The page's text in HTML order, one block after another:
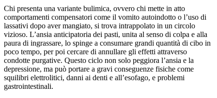
Chi presenta una variante bulimica, ovvero chi mette in atto
comportamenti compensatori come il vomito autoindotto o l’uso di
lassativi dopo aver mangiato, si trova intrappolato in un circolo
vizioso. L’ansia anticipatoria dei pasti, unita al senso di colpa e alla
paura di ingrassare, lo spinge a consumare grandi quantità di cibo in
poco tempo, per poi cercare di annullare gli effetti attraverso
condotte purgative. Questo ciclo non solo peggiora l’ansia e la
depressione, ma può portare a gravi conseguenze fisiche come
squilibri elettrolitici, danni ai denti e all’esofago, e problemi
gastrointestinali.